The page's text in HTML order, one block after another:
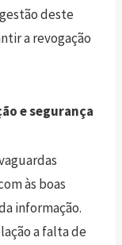
deste
a revogação
e segurança
às boas
informação.
a falta de